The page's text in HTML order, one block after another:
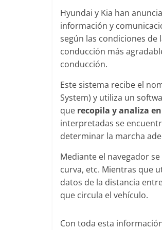
Hyundai y Kia han
información y
según las condiciones de
conducción más
conducción.
Este sistema recibe el
System) y utiliza un
que recopila y analiza
interpretadas se
determinar la marcha
Mediante el navegador
curva, etc. Mientras que
datos de la distancia
que circula el vehículo.
Con toda esta